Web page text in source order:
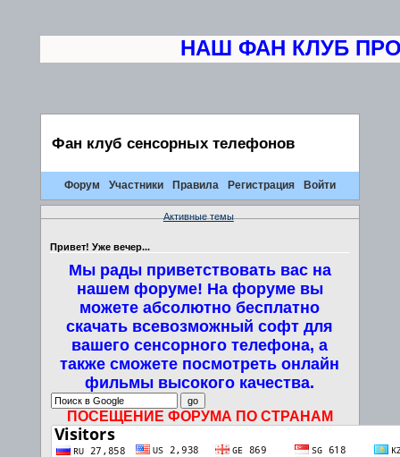
НАШ ФАН КЛУБ
Фан клуб сенсорных телефонов
Форум Участники Правила Регистрация Войти
Активные темы
Привет! Уже вечер...
Мы рады приветствовать вас на
нашем форуме! На форуме вы
можете абсолютно бесплатно
скачать всевозможный софт для
вашего сенсорного телефона, а
также сможете посмотреть онлайн
фильмы высокого качества.
ПОСЕЩЕНИЕ ФОРУМА ПО СТРАНАМ